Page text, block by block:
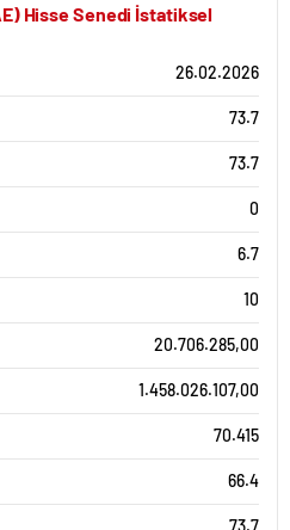
Hisse Senedi İstatiksel
26.02.2026
73.7
73.7
0
6.7
10
20.706.285,00
1.458.026.107,00
70.415
66.4
73.7